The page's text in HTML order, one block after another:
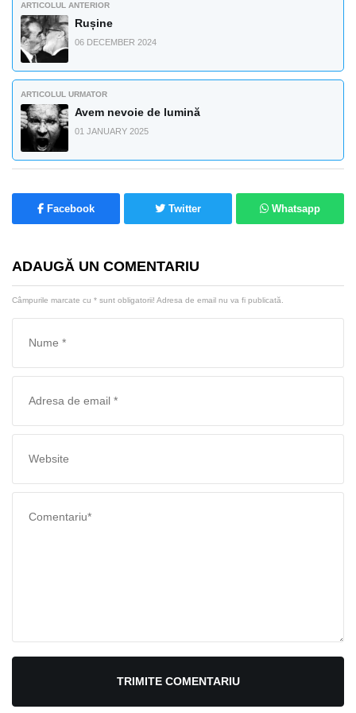
ARTICOLUL ANTERIOR
Rușine
06 DECEMBER 2024
ARTICOLUL URMATOR
Avem nevoie de lumină
01 JANUARY 2025
Facebook Twitter Whatsapp
ADAUGĂ UN COMENTARIU
Câmpurile marcate cu * sunt obligatorii! Adresa de email nu va fi publicată.
TRIMITE COMENTARIU